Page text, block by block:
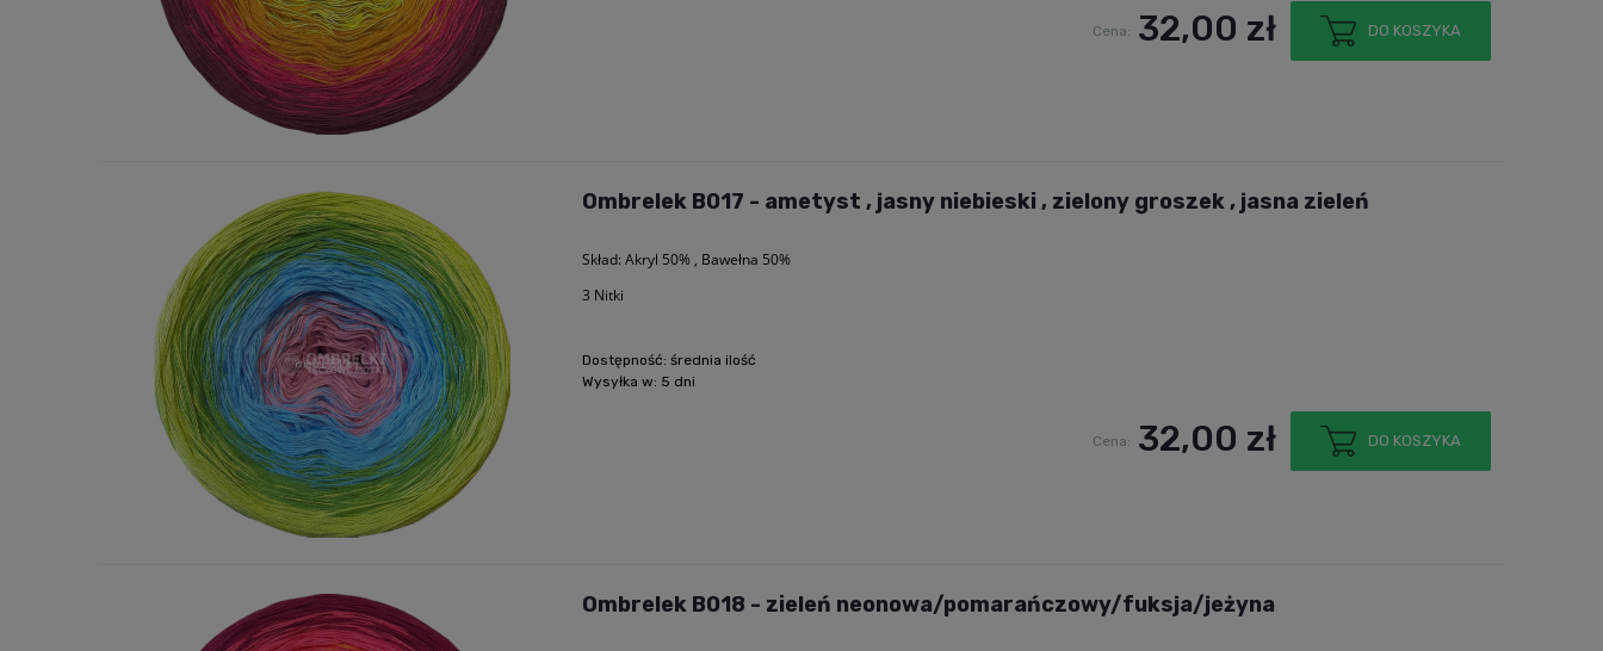
Cena: 32,00 zł DO KOSZYKA
Ombrelek B017 - ametyst , jasny niebieski , zielony groszek , jasna zieleń
Skład: Akryl 50% , Bawełna 50%
3 Nitki
Dostępność: średnia ilość
Wysyłka w: 5 dni
Cena: 32,00 zł DO KOSZYKA
Ombrelek B018 - zieleń neonowa/pomarańczowy/fuksja/jeżyna